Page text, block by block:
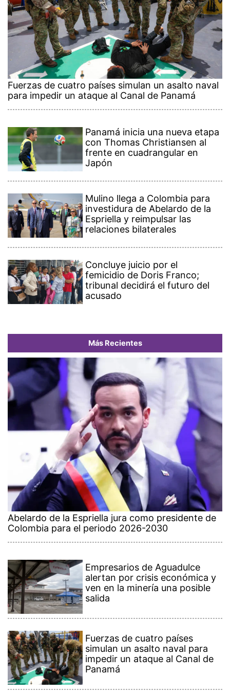
Fuerzas de cuatro países simulan un asalto naval
para impedir un ataque al Canal de Panamá
Panamá inicia una nueva etapa
con Thomas Christiansen al
frente en cuadrangular en
Japón
Mulino llega a Colombia para
investidura de Abelardo de la
Espriella y reimpulsar las
relaciones bilaterales
Concluye juicio por el
femicidio de Doris Franco;
tribunal decidirá el futuro del
acusado
Más Recientes
Abelardo de la Espriella jura como presidente de
Colombia para el periodo 2026-2030
Empresarios de Aguadulce
alertan por crisis económica y
ven en la minería una posible
salida
Fuerzas de cuatro países
simulan un asalto naval para
impedir un ataque al Canal de
Panamá